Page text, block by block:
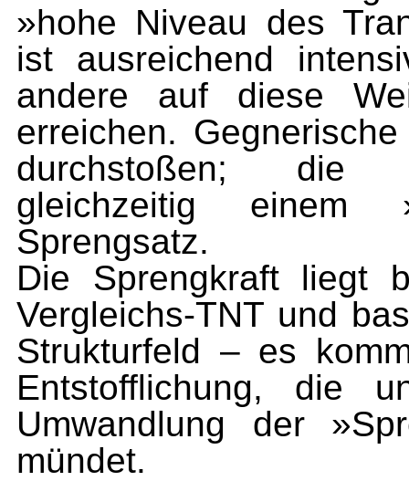
»hohe Niveau des
ist ausreichend
andere auf diese
erreichen.
durchstoßen; die
gleichzeitig einem
Sprengsatz.
Die Sprengkraft liegt
Vergleichs-TNT und
Strukturfeld – es
Entstofflichung, die
Umwandlung der
mündet.